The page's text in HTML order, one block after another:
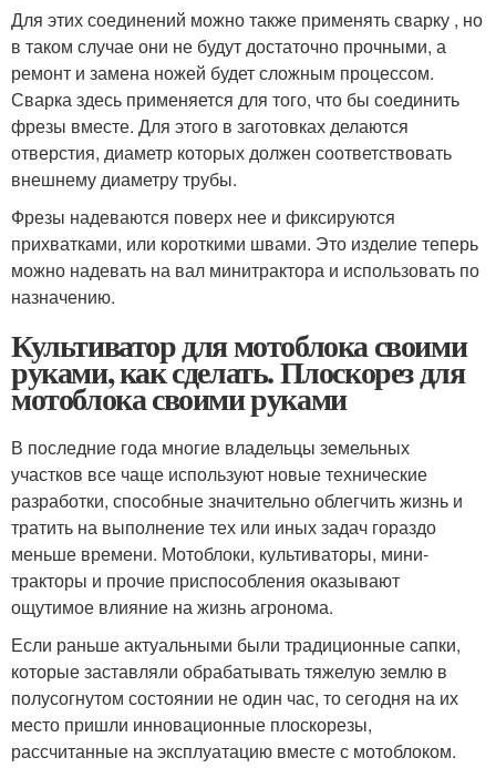
Для этих соединений можно также применять сварку , но
в таком случае они не будут достаточно прочными, а
ремонт и замена ножей будет сложным процессом.
Сварка здесь применяется для того, что бы соединить
фрезы вместе. Для этого в заготовках делаются
отверстия, диаметр которых должен соответствовать
внешнему диаметру трубы.
Фрезы надеваются поверх нее и фиксируются
прихватками, или короткими швами. Это изделие теперь
можно надевать на вал минитрактора и использовать по
назначению.
Культиватор для мотоблока своими
руками, как сделать. Плоскорез для
мотоблока своими руками
В последние года многие владельцы земельных
участков все чаще используют новые технические
разработки, способные значительно облегчить жизнь и
тратить на выполнение тех или иных задач гораздо
меньше времени. Мотоблоки, культиваторы, мини-
тракторы и прочие приспособления оказывают
ощутимое влияние на жизнь агронома.
Если раньше актуальными были традиционные сапки,
которые заставляли обрабатывать тяжелую землю в
полусогнутом состоянии не один час, то сегодня на их
место пришли инновационные плоскорезы,
рассчитанные на эксплуатацию вместе с мотоблоком.